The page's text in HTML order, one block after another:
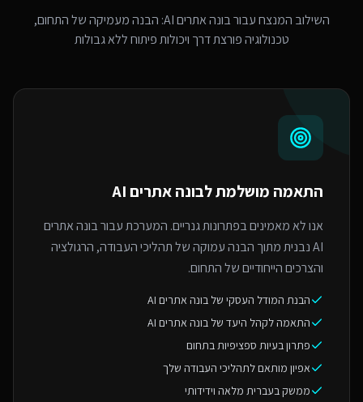
השילוב המנצח עבורבונה אתרים AI
: הבנה מעמיקה של התחום,
טכנולוגיה פורצת דרך ויכולות פיתוח ללא גבולות
התאמה מושלמת לבונה אתרים AI
אנו לא מאמינים בפתרונות גנריים. המערכת עבור בונה אתרים
AI נבנית מתוך הבנה עמוקה של תהליכי העבודה, הרגולציה
והצרכים הייחודיים של התחום.
הבנת המודל העסקי של בונה אתרים AI
התאמה לקהל היעד של בונה אתרים AI
פתרון בעיות ספציפיות בתחום
אפיון מותאם לתהליכי העבודה שלך
ממשק בעברית מלאה וידידותי